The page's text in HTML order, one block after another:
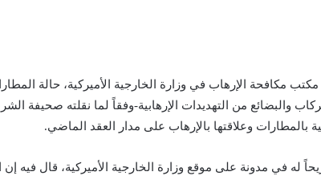
مكافحة الإرهاب في وزارة الخارجية الأميركية، حالة
والبضائع من التهديدات الإرهابية-وفقاً لما نقلته صحيفة
بالمطارات وعلاقتها بالإرهاب على مدار العقد الماضي.
له في مدونة على موقع وزارة الخارجية الأميركية، قال فيه